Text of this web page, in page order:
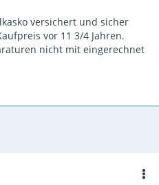
versichert und sicher
vor 11 3/4 Jahren.
nicht mit eingerechnet